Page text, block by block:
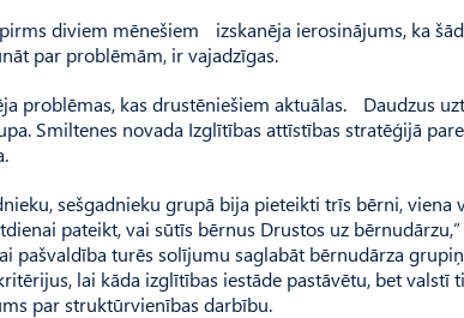
diviem mēnešiem izskanēja ierosinājums, ka
par problēmām, ir vajadzīgas.
problēmas, kas drustēniešiem aktuālas. Daudzus
Smiltenes novada Izglītības attīstības stratēģijā
sešgadnieku grupā bija pieteikti trīs bērni,
pateikt, vai sūtīs bērnus Drustos uz
pašvaldība turēs solījumu saglabāt bērnudārza
lai kāda izglītības iestāde pastāvētu, bet
par struktūrvienības darbību.